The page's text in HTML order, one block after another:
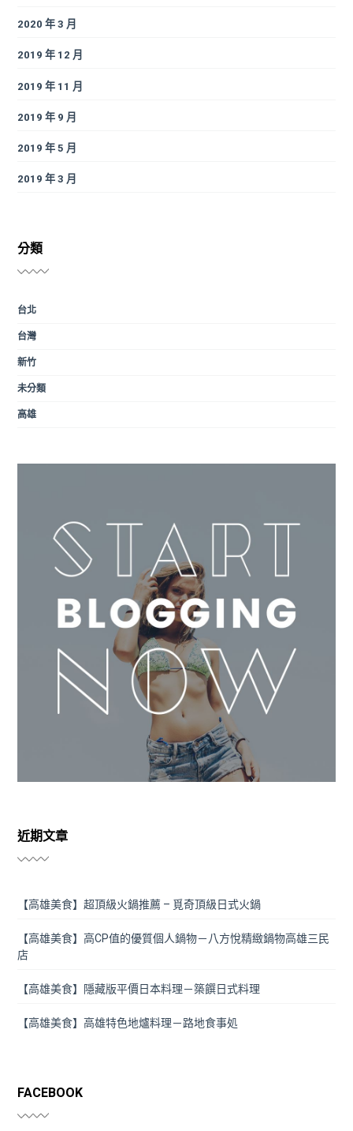
2020 年 3 月
2019 年 12 月
2019 年 11 月
2019 年 9 月
2019 年 5 月
2019 年 3 月
分類
台北
台灣
新竹
未分類
高雄
近期文章
【高雄美食】超頂級火鍋推薦 – 覓奇頂級日式火鍋
【高雄美食】高CP值的優質個人鍋物－八方悅精緻鍋物高雄三民
店
【高雄美食】隱藏版平價日本料理－築饌日式料理
【高雄美食】高雄特色地爐料理－路地食事処
FACEBOOK